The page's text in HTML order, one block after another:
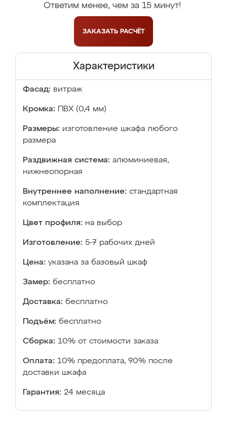
Ответим менее, чем за 15 минут!
ЗАКАЗАТЬ РАСЧЁТ
Характеристики
Фасад: витраж
Кромка: ПВХ (0,4 мм)
Размеры: изготовление шкафа любого
размера
Раздвижная система: алюминиевая,
нижнеопорная
Внутреннее наполнение: стандартная
комплектация
Цвет профиля: на выбор
Изготовление: 5-7 рабочих дней
Цена: указана за базовый шкаф
Замер: бесплатно
Доставка: бесплатно
Подъём: бесплатно
Сборка: 10% от стоимости заказа
Оплата: 10% предоплата, 90% после
доставки шкафа
Гарантия: 24 месяца